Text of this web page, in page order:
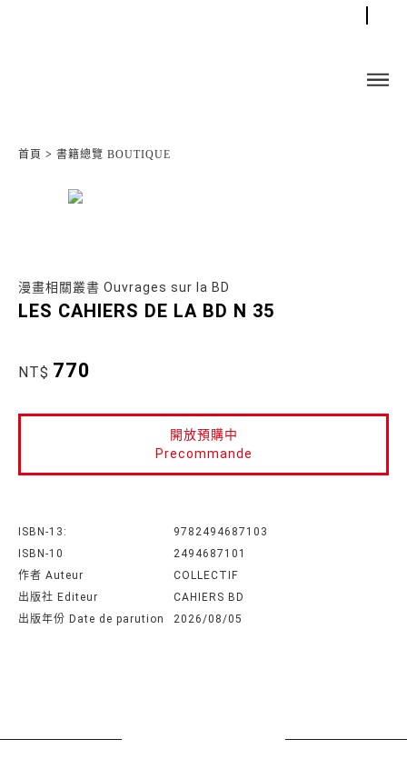
首頁 > 書籍總覽 BOUTIQUE
漫畫相關叢書 Ouvrages sur la BD
LES CAHIERS DE LA BD N 35
NT$ 770
開放預購中
Precommande
ISBN-13:
9782494687103
ISBN-10
2494687101
作者 Auteur
COLLECTIF
出版社 Editeur
CAHIERS BD
出版年份 Date de parution
2026/08/05